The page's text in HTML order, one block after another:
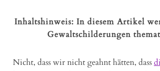
Inhaltshinweis: In diesem Artikel
Gewaltschilderungen
Nicht, dass wir nicht geahnt hätten, dass